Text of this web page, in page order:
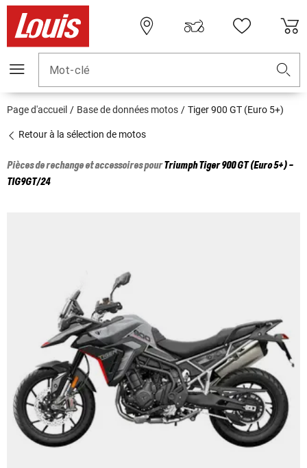
Mot-clé
Page d'accueil Base de données motos Tiger 900 GT (Euro 5+)
Retour à la sélection de motos
Pièces de rechange et accessoires pourTriumphTiger 900 GT (Euro 5+) -
TIG9GT/24